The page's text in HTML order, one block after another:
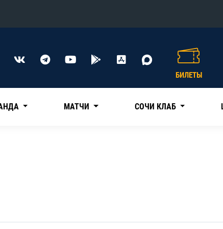
Конференция «Восток»
БИЛЕТЫ
МАТЧИ СОЧИ КЛАБ